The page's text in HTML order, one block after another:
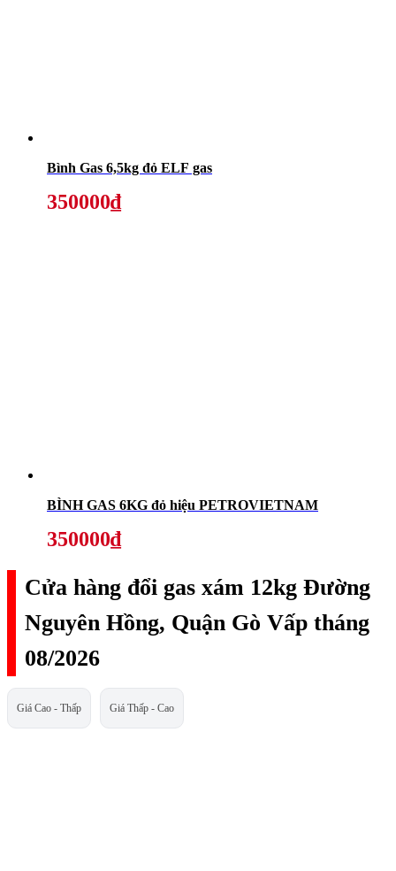
Bình Gas 6,5kg đỏ ELF gas
350000₫
BÌNH GAS 6KG đỏ hiệu PETROVIETNAM
350000₫
Cửa hàng đổi gas xám 12kg Đường
Nguyên Hồng, Quận Gò Vấp tháng
08/2026
Giá Cao - Thấp Giá Thấp - Cao